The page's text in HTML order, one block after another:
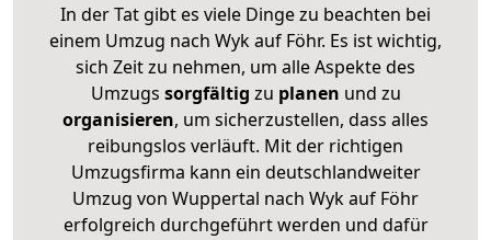
In der Tat gibt es viele Dinge zu beachten bei
einem Umzug nach Wyk auf Föhr. Es ist wichtig,
sich Zeit zu nehmen, um alle Aspekte des
Umzugs sorgfältig zu planen und zu
organisieren, um sicherzustellen, dass alles
reibungslos verläuft. Mit der richtigen
Umzugsfirma kann ein deutschlandweiter
Umzug von Wuppertal nach Wyk auf Föhr
erfolgreich durchgeführt werden und dafür